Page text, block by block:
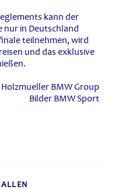
kann der
nur in Deutschland
teilnehmen, wird
und das exklusive
BMW Group
Bilder BMW Sport